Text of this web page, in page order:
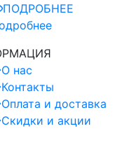
ПОДРОБНЕЕ
О нас
Контакты
Оплата и доставка
Скидки и акции